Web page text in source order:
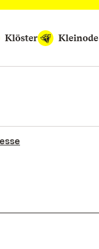
Klöster Kleinode